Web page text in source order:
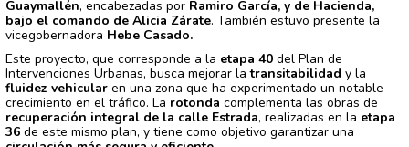
Guaymallén, encabezadas por Ramiro García, y de Hacienda,
bajo el comando de Alicia Zárate. También estuvo presente la
vicegobernadora Hebe Casado.
Este proyecto, que corresponde a la etapa 40 del Plan de
Intervenciones Urbanas, busca mejorar latransitabilidad y la
fluidez vehicular en una zona que ha experimentado un notable
crecimiento en el tráfico. La rotonda complementa las obras de
recuperación integral de la calle Estrada, realizadas en la etapa
36 de este mismo plan, y tiene como objetivo garantizar una